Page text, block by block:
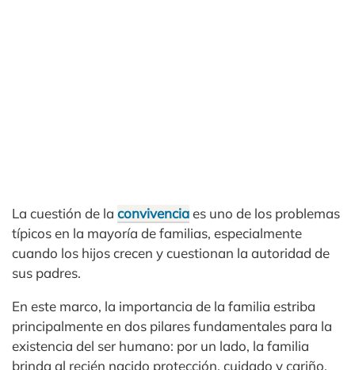
La cuestión de la convivenciaes uno de los problemas
típicos en la mayoría de familias, especialmente
cuando los hijos crecen y cuestionan la autoridad de
sus padres.
En este marco, la importancia de la familia estriba
principalmente en dos pilares fundamentales para la
existencia del ser humano: por un lado, la familia
brinda al recién nacido protección, cuidado y cariño,